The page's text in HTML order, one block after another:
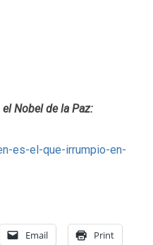
Nobel de la Paz:
es-el-que-irrumpio-en-
Email Print